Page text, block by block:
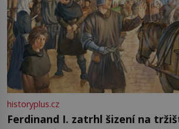
historyplus.cz
Ferdinand I. zatrhl šizení na